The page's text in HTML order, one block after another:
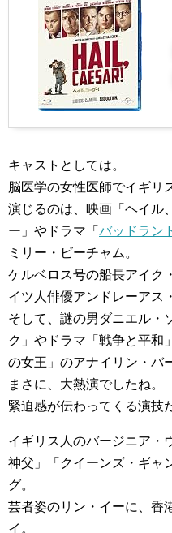
キャストとしては。
脳医学の女性医師でイギリ
演じるのは、映画「ヘイル
ー」やドラマ「 バッドラン
ミリー・ビーチャム。
ケルベロス号の船長アイク
イツ人俳優アンドレーアス
そして、謎の男ダニエル・
ク」やドラマ「戦争と平和
の女王」のアナイリン・バ
まさに、大熱演でしたね。
緊迫感が伝わってくる演技
イギリス人のバージニア・
神父」「クイーンズ・ギャ
グ。
芸者姿のリン・イーに、香
イ。